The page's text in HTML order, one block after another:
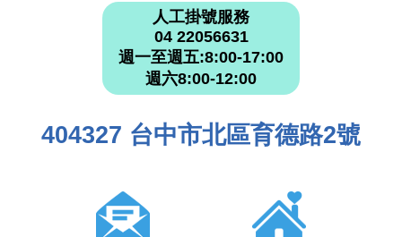
人工掛號服務
04 22056631
週一至週五:8:00-17:00
週六8:00-12:00
404327 台中市北區育德路2號